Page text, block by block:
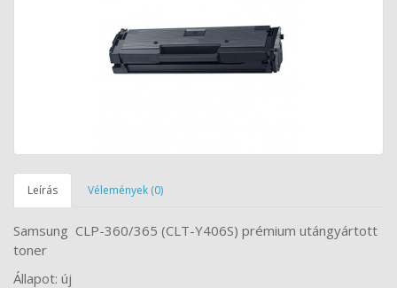
Leírás Vélemények (0)
Samsung CLP-360/365 (CLT-Y406S) prémium utángyártott
toner
Állapot: új